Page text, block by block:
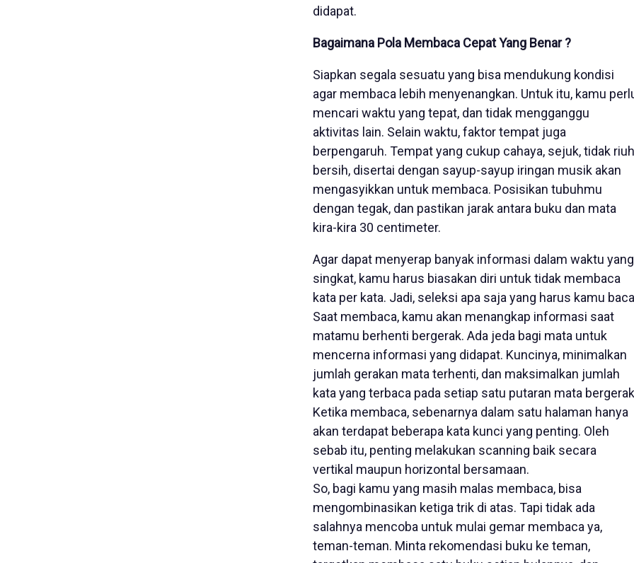
didapat.
Bagaimana Pola Membaca Cepat Yang Benar ?
Siapkan segala sesuatu yang bisa mendukung kondisi
agar membaca lebih menyenangkan. Untuk itu, kamu
mencari waktu yang tepat, dan tidak mengganggu
aktivitas lain. Selain waktu, faktor tempat juga
berpengaruh. Tempat yang cukup cahaya, sejuk, tidak
bersih, disertai dengan sayup-sayup iringan musik akan
mengasyikkan untuk membaca. Posisikan tubuhmu
dengan tegak, dan pastikan jarak antara buku dan mata
kira-kira 30 centimeter.
Agar dapat menyerap banyak informasi dalam waktu yang
singkat, kamu harus biasakan diri untuk tidak membaca
kata per kata. Jadi, seleksi apa saja yang harus kamu
Saat membaca, kamu akan menangkap informasi saat
matamu berhenti bergerak. Ada jeda bagi mata untuk
mencerna informasi yang didapat. Kuncinya, minimalkan
jumlah gerakan mata terhenti, dan maksimalkan jumlah
kata yang terbaca pada setiap satu putaran mata
Ketika membaca, sebenarnya dalam satu halaman hanya
akan terdapat beberapa kata kunci yang penting. Oleh
sebab itu, penting melakukan scanning baik secara
vertikal maupun horizontal bersamaan.
So, bagi kamu yang masih malas membaca, bisa
mengombinasikan ketiga trik di atas. Tapi tidak ada
salahnya mencoba untuk mulai gemar membaca ya,
teman-teman. Minta rekomendasi buku ke teman,